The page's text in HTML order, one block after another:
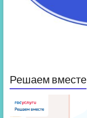
Решаем вместе